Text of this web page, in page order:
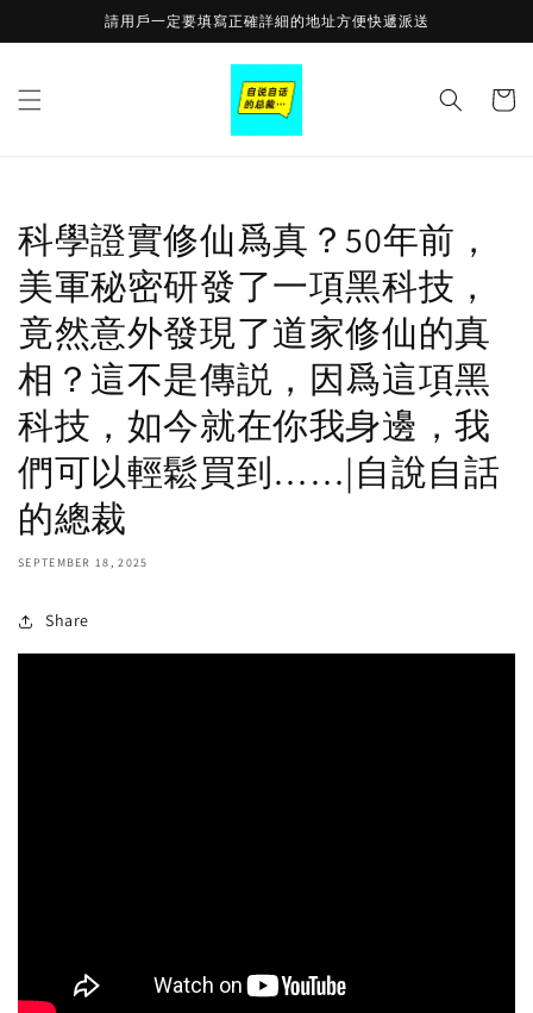
請用戶一定要填寫正確詳細的地址方便快遞派送
Cart
科學證實修仙爲真？50年前，
美軍秘密研發了一項黑科技，
竟然意外發現了道家修仙的真
相？這不是傳説，因爲這項黑
科技，如今就在你我身邊，我
們可以輕鬆買到……|自說自話
的總裁
SEPTEMBER 18, 2025
Share